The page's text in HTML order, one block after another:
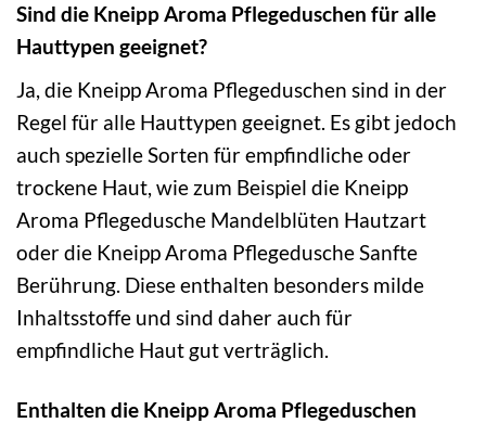
Sind die Kneipp Aroma Pflegeduschen für alle
Hauttypen geeignet?
Ja, die Kneipp Aroma Pflegeduschen sind in der
Regel für alle Hauttypen geeignet. Es gibt jedoch
auch spezielle Sorten für empfindliche oder
trockene Haut, wie zum Beispiel die Kneipp
Aroma Pflegedusche Mandelblüten Hautzart
oder die Kneipp Aroma Pflegedusche Sanfte
Berührung. Diese enthalten besonders milde
Inhaltsstoffe und sind daher auch für
empfindliche Haut gut verträglich.
Enthalten die Kneipp Aroma Pflegeduschen